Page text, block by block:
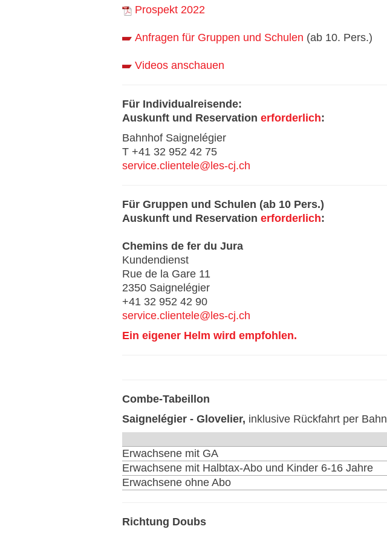
Prospekt 2022
Anfragen für Gruppen und Schulen (ab 10. Pers.)
Videos anschauen
Für Individualreisende:
Auskunft und Reservation erforderlich:
Bahnhof Saignelégier
T +41 32 952 42 75
service.clientele@les-cj.ch
Für Gruppen und Schulen (ab 10 Pers.)
Auskunft und Reservation erforderlich:
Chemins de fer du Jura
Kundendienst
Rue de la Gare 11
2350 Saignelégier
+41 32 952 42 90
service.clientele@les-cj.ch
Ein eigener Helm wird empfohlen.
Combe-Tabeillon
Saignelégier - Glovelier, inklusive Rückfahrt per Bahn
Erwachsene mit GA
Erwachsene mit Halbtax-Abo und Kinder 6-16 Jahre
Erwachsene ohne Abo
Richtung Doubs